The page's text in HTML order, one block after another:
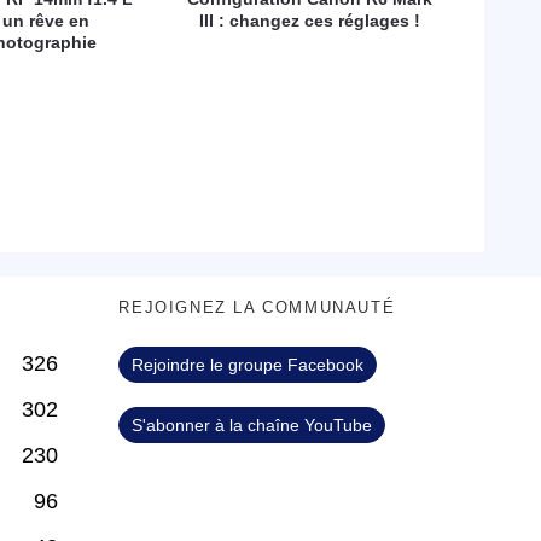
rêve en
III : changez ces réglages !
326
302
230
96
REJOIGNEZ LA COMMUNAUTÉ
Rejoindre le groupe Facebook
S'abonner à la chaîne YouTube